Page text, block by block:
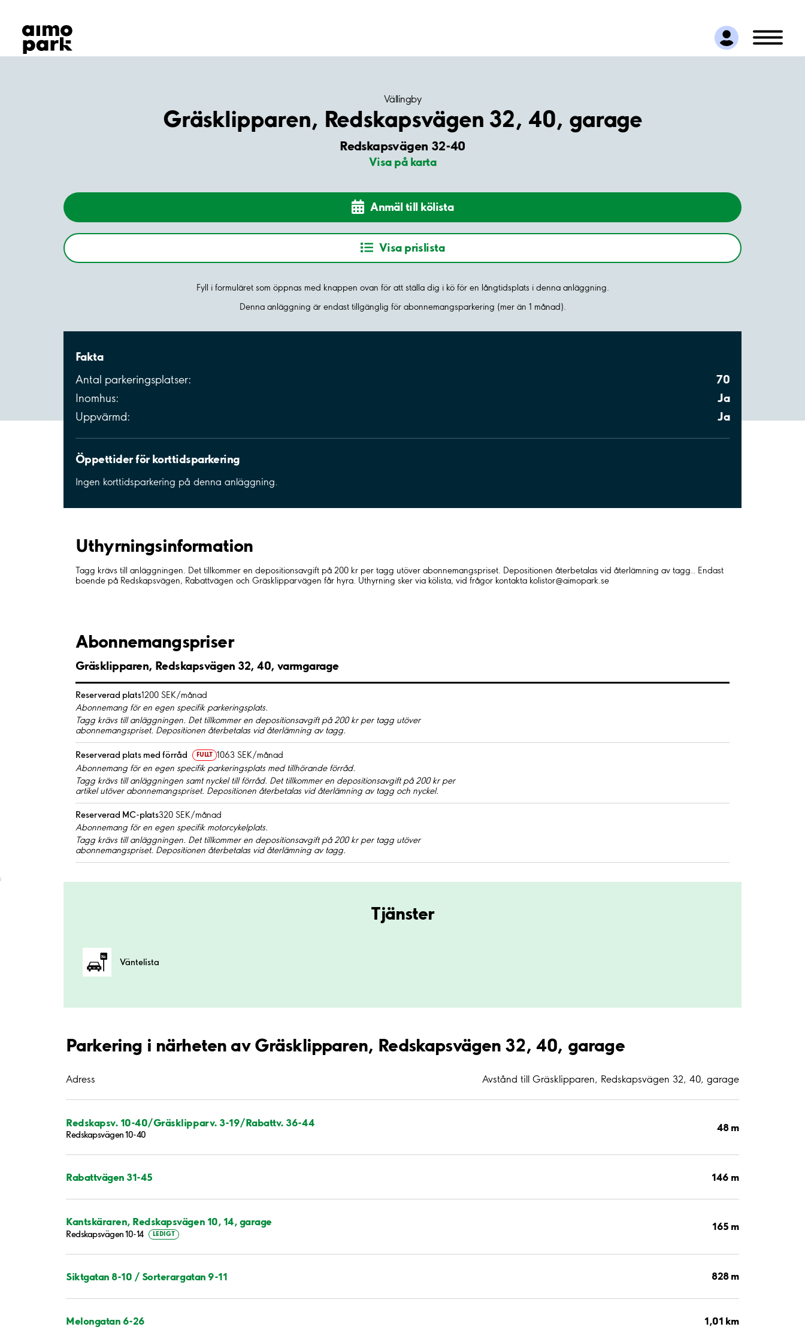
Hitta parkering
Samarbete
Kundservice
Vällingby
Gräsklipparen, Redskapsvägen 32, 40, garage
Redskapsvägen 32-40
Visa på karta
Anmäl till kölista
Visa prislista
Fyll i formuläret som öppnas med knappen ovan för att ställa dig i kö för en långtidsplats i denna anläggning.
Denna anläggning är endast tillgänglig för abonnemangsparkering (mer än 1 månad).
Fakta
Antal parkeringsplatser: 70
Inomhus: Ja
Uppvärmd: Ja
Öppettider för korttidsparkering
Ingen korttidsparkering på denna anläggning.
Uthyrnings­information
Tagg krävs till anläggningen. Det tillkommer en depositionsavgift på 200 kr per tagg utöver abonnemangspriset. Depositionen återbetalas vid återlämning av tagg.. Endast
boende på Redskapsvägen, Rabattvägen och Gräsklipparvägen får hyra. Uthyrning sker via kölista, vid frågor kontakta kolistor@aimopark.se
Abonnemangspriser
Gräsklipparen, Redskapsvägen 32, 40, varmgarage
Reserverad plats1200 SEK/månad
Abonnemang för en egen specifik parkeringsplats.
Tagg krävs till anläggningen. Det tillkommer en depositionsavgift på 200 kr per tagg utöver
abonnemangspriset. Depositionen återbetalas vid återlämning av tagg.
Reserverad plats med förråd FULLT 1063 SEK/månad
Abonnemang för en egen specifik parkeringsplats med tillhörande förråd.
Tagg krävs till anläggningen samt nyckel till förråd. Det tillkommer en depositionsavgift på 200 kr per
artikel utöver abonnemangspriset. Depositionen återbetalas vid återlämning av tagg och nyckel.
Reserverad MC-plats320 SEK/månad
Abonnemang för en egen specifik motorcykelplats.
Tagg krävs till anläggningen. Det tillkommer en depositionsavgift på 200 kr per tagg utöver
abonnemangspriset. Depositionen återbetalas vid återlämning av tagg.
;
Tjänster
Väntelista
Parkering i närheten av Gräsklipparen, Redskapsvägen 32, 40, garage
Adress Avstånd till Gräsklipparen, Redskapsvägen 32, 40, garage
Redskapsv. 10-40/Gräsklipparv. 3-19/Rabattv. 36-44
Redskapsvägen 10-40
48 m
Rabattvägen 31-45 146 m
Kantskäraren, Redskapsvägen 10, 14, garage
Redskapsvägen 10-14 LEDIGT
165 m
Siktgatan 8-10 / Sorterargatan 9-11 828 m
Melongatan 6-26 1,01 km